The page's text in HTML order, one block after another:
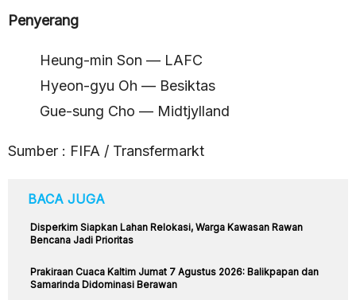
Penyerang
Heung-min Son — LAFC
Hyeon-gyu Oh — Besiktas
Gue-sung Cho — Midtjylland
Sumber : FIFA / Transfermarkt
BACA JUGA
Disperkim Siapkan Lahan Relokasi, Warga Kawasan Rawan
Bencana Jadi Prioritas
Prakiraan Cuaca Kaltim Jumat 7 Agustus 2026: Balikpapan dan
Samarinda Didominasi Berawan